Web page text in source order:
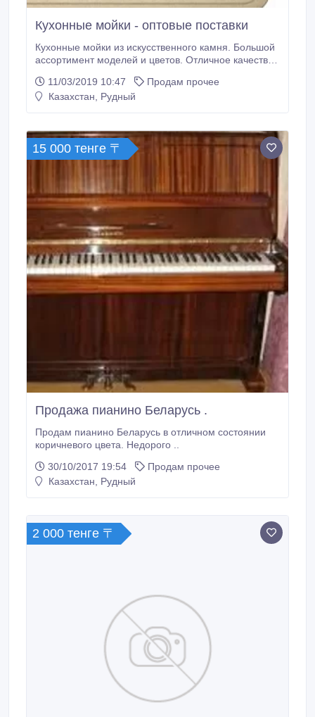
Кухонные мойки - оптовые поставки
Кухонные мойки из искусственного камня. Большой
ассортимент моделей и цветов. Отличное качество
продажа. Гибкая ценовая политика. Дилерская
программа. Посетите наш сайт Marble-ceramics.kz..
11/03/2019 10:47
Продам прочее
Казахстан, Рудный
15 000 тенге 〒
Продажа пианино Беларусь .
Продам пианино Беларусь в отличном состоянии
коричневого цвета. Недорого ..
30/10/2017 19:54
Продам прочее
Казахстан, Рудный
2 000 тенге 〒